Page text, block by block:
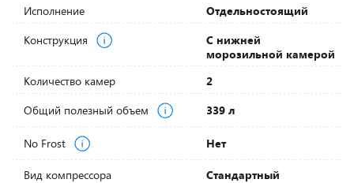
Исполнение
Отдельностоящий
Конструкция
С нижней
морозильной камерой
Количество камер
2
Общий полезный объем
339 л
No Frost Нет
Вид компрессора
Стандартный